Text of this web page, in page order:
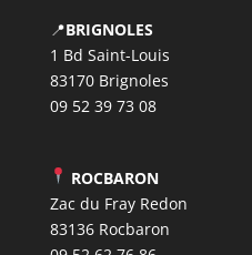
📍BRIGNOLES
1 Bd Saint-Louis
83170 Brignoles
09 52 39 73 08
ROCBARON
Zac du Fray Redon
83136 Rocbaron